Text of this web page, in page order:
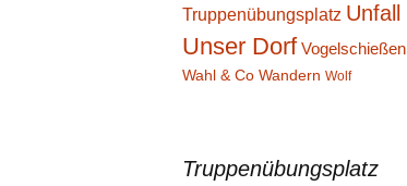
Truppenübungsplatz Unfall
Unser Dorf Vogelschießen
Wahl & Co Wandern Wolf
Truppenübungsplatz